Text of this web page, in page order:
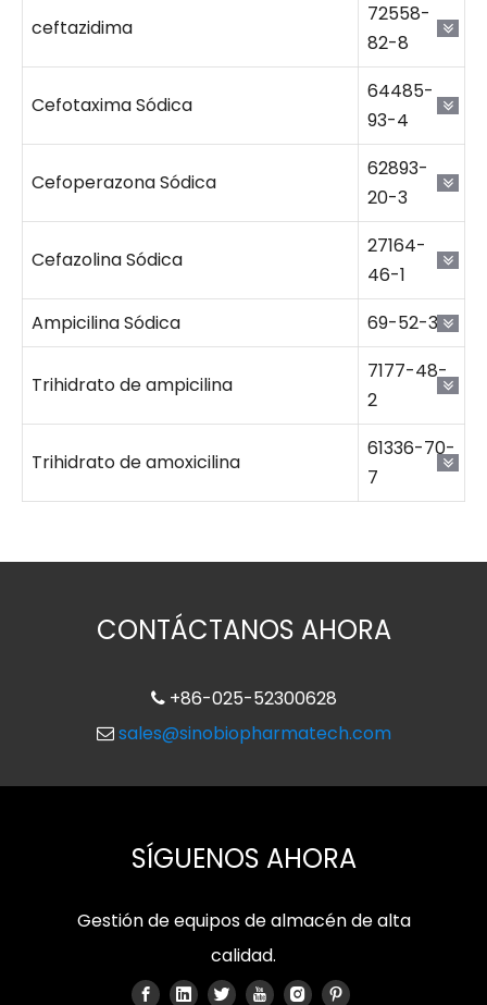
ceftazidima
72558-
82-8
Cefotaxima Sódica
64485-
93-4
Cefoperazona Sódica
62893-
20-3
Cefazolina Sódica
27164-
46-1
Ampicilina Sódica
69-52-3
Trihidrato de ampicilina
7177-48-
2
Trihidrato de amoxicilina
61336-70-
7
CONTÁCTANOS AHORA
+86-025-52300628
 sales@sinobiopharmatech.com
SÍGUENOS AHORA
Gestión de equipos de almacén de alta
calidad.